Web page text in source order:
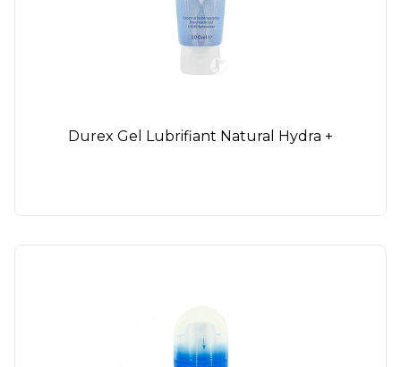
Durex Gel Lubrifiant Natural Hydra +